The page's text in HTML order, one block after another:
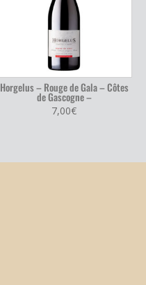
Horgelus – Rouge de Gala – Côtes
de Gascogne –
7,00€